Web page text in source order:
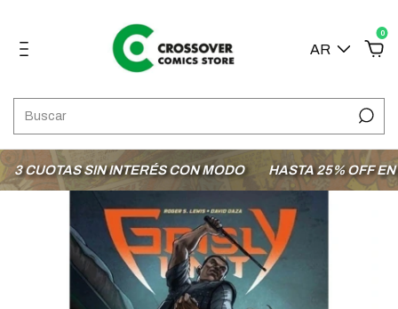
AR
0
SIN INTERÉS CON MODO HASTA 25% OFF EN LA